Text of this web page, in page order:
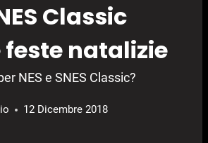
Classic
feste natalizie
NES e SNES Classic?
12 Dicembre 2018